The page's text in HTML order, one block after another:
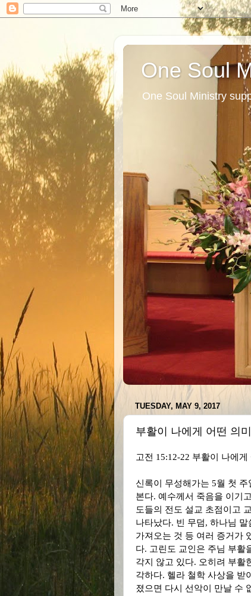
One Soul
One Soul Ministry
TUESDAY, MAY 9, 2017
부활이 나에게 어떤 의미
고전 15:12-22 부활이 나에게
신록이 무성해가는 5월 첫 주
본다. 예수께서 죽음을 이기
도들의 전도 설교 초점이고
나타났다. 빈 무덤, 하나님 말
가져오는 것 등 여러 증거가
다. 고린도 교인은 주님 부활
각지 않고 있다. 오히려 부활
각하다. 헬라 철학 사상을 받
졌으면 다시 선악이 만날 수